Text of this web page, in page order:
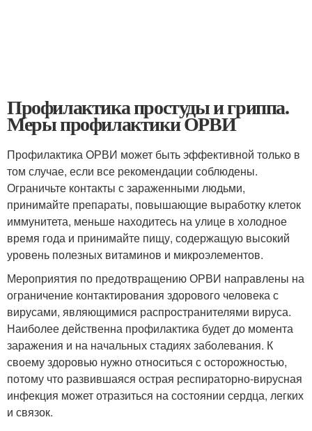
Профилактика простуды и гриппа.
Меры профилактики ОРВИ
Профилактика ОРВИ может быть эффективной только в
том случае, если все рекомендации соблюдены.
Ограничьте контакты с зараженными людьми,
принимайте препараты, повышающие выработку клеток
иммунитета, меньше находитесь на улице в холодное
время года и принимайте пищу, содержащую высокий
уровень полезных витаминов и микроэлементов.
Мероприятия по предотвращению ОРВИ направлены на
ограничение контактирования здорового человека с
вирусами, являющимися распространителями вируса.
Наиболее действенна профилактика будет до момента
заражения и на начальных стадиях заболевания. К
своему здоровью нужно относиться с осторожностью,
потому что развившаяся острая респираторно-вирусная
инфекция может отразиться на состоянии сердца, легких
и связок.